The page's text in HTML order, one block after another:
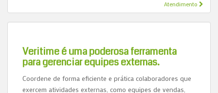
Atendimento
Veritime é uma poderosa ferramenta
para gerenciar equipes externas.
Coordene de forma eficiente e prática colaboradores que
exercem atividades externas, como equipes de vendas,